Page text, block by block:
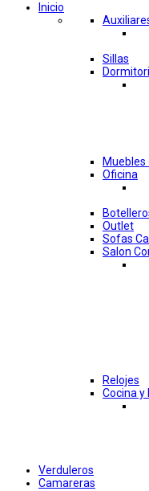
Inicio
Sillas
Muebles
Oficina
Outlet
Sofas
Salon
Relojes
Cocina y
Verduleros
Camareras